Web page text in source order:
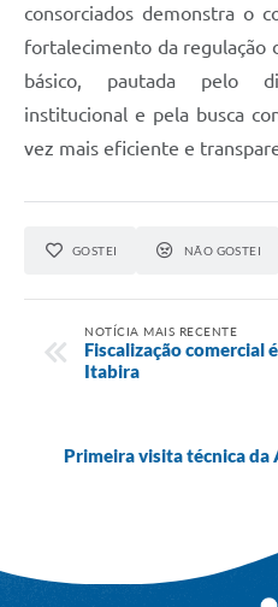
consorciados demonstra o
fortalecimento da regulação
básico, pautada pelo
institucional e pela busca
vez mais eficiente e
GOSTEI NÃO GOSTEI
NOTÍCIA MAIS RECENTE
Fiscalização comercial
Itabira
Primeira visita técnica da